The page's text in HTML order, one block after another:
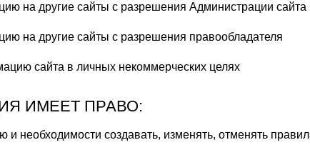
на другие сайты с разрешения Администрации сайта
на другие сайты с разрешения правообладателя
сайта в личных некоммерческих целях
ИМЕЕТ ПРАВО:
и необходимости создавать, изменять, отменять